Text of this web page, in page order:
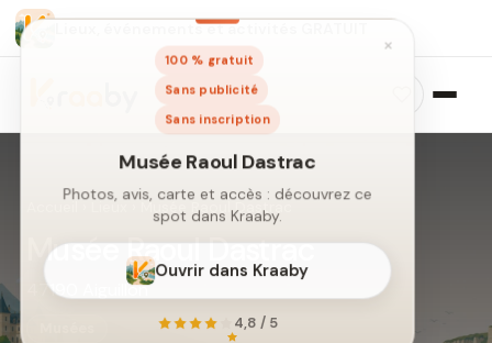
Lieux, événements et activités GRATUIT
×
100 % gratuit
Sans publicité
Sans inscription
Musée Raoul Dastrac
Photos, avis, carte et accès : découvrez ce
Accueil › Lieux›Musée Raoul Dastrac
Musée Raoul Dastrac
47190 Aiguillon